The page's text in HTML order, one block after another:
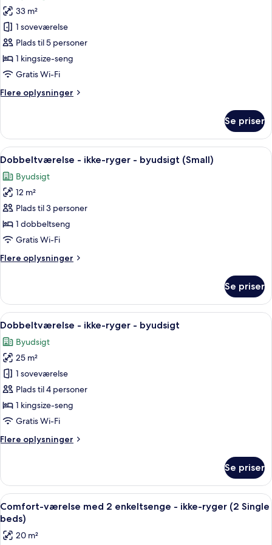
af
Premium-
dobbeltværelse
-
ikke-
-
33 m²
1 soveværelse
Plads til 5 personer
1 kingsize-seng
Gratis Wi-Fi
Flere oplysninger
Flere
dobbeltværelse
ikke-
-
byudsigt
Se priser
Indlæs
alle
billeder
af
Dobbeltværelse
-
ikke-
-
Et moderne hotelværelse med en
6
Dobbeltværelse - ikke-ryger - byudsigt (Small)
Byudsigt
12 m²
Plads til 3 personer
1 dobbeltseng
Gratis Wi-Fi
Flere oplysninger
Flere
-
ikke-
ryger
byudsigt
(Small)
Se priser
Indlæs
alle
billeder
af
Dobbeltværelse
-
ikke-
ryger
byudsigt
Et moderne hotelværelse med
7
Dobbeltværelse - ikke-ryger - byudsigt
Byudsigt
25 m²
1 soveværelse
Plads til 4 personer
1 kingsize-seng
Gratis Wi-Fi
Flere oplysninger
Flere
-
ikke-
ryger
-
byudsigt
Se priser
Indlæs
alle
billeder
af
Skrivebord, mørklægningsgardiner,
5
Comfort-værelse med 2 enkeltsenge - ikke-ryger (2 Single
beds)
20 m²